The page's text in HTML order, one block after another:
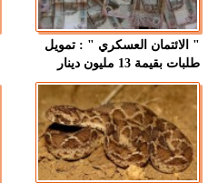
" الائتمان العسكري " : تمويل
طلبات بقيمة 13 مليون دينار